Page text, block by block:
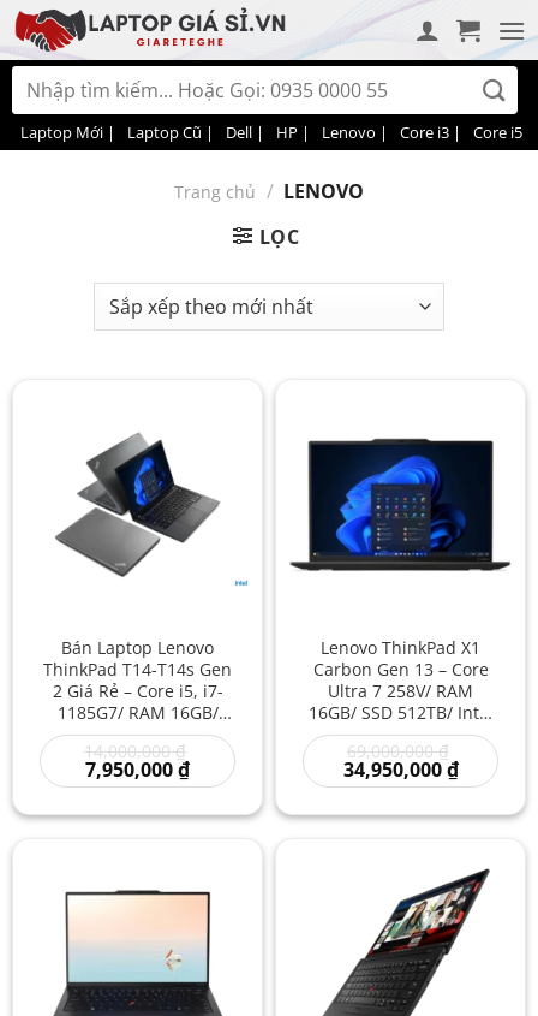
Bỏ
qua
nội
dung
Tìm
kiếm:
Laptop Mới | Laptop Cũ | Dell | HP | Lenovo | Core i3 | Core i5 |
Trang chủ / LENOVO
LỌC
Bán Laptop Lenovo
ThinkPad T14-T14s Gen
2 Giá Rẻ – Core i5, i7-
1185G7/ RAM 16GB/
SSD 512GB/ Intel Iris Xe
Graphics/ 14 inch –
Laptop doanh nhân/
Laptop bền bỉ/ Laptop
14,000,000₫
là:
7,950,000₫Giá
hiện
là:
Lenovo ThinkPad X1
Carbon Gen 13 – Core
Ultra 7 258V/ RAM
16GB/ SSD 512TB/ Intel
Arc Graphics 140V/ 14
inch – Laptop AI Doanh
Nhân Siêu Cao Cấp
Mạnh
69,000,000₫
gốc
là:
34,950,000₫Giá
hiện
là: